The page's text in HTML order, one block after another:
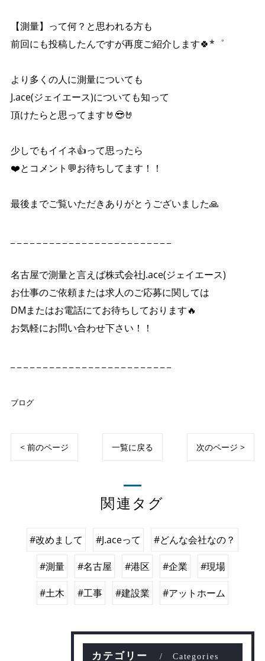
【測量】って何？と思われる方も
前回にも投稿したんですが再度ご紹介します🍀*゜
より多くの人に測量についても
J.ace(ジェイエース)についても知って
頂けたらと思ってます🤘😎🤘
少しでもイイネ👍って思ったら
❤️とコメント💬お待ちしてます！！
最後までご覧いただきありがとうございました🙏
名古屋で測量と言えば株式会社J.ace(ジェイエース)
お仕事のご依頼または求人のご応募に関しては
DMまたはお電話にてお待ちしております🔥
お気軽にお問い合わせ下さい！！
ブログ
< 前のページ 一覧に戻る 次のページ >
関連タグ
#改めまして #J.aceって #どんな会社なの？
#測量 #名古屋 #港区 #企業 #現場
#土木 #工事 #建設業 #アットホーム
カテゴリー Categories